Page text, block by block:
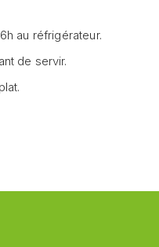
au réfrigérateur.
de servir.